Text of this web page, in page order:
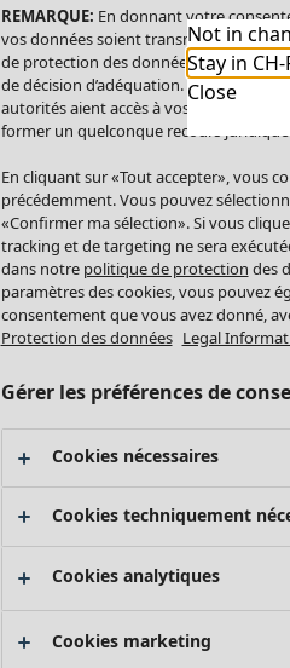
Not in
Stay in CH-
Close
REMARQUE: En donnant votre
vos données soient transmises aux
de protection des données comparable
de décision d’adéquation. Par
autorités aient accès à vos données à
former un quelconque recours
En cliquant sur «Tout accepter», vous
précédemment. Vous pouvez
«Confirmer ma sélection». Si vous
tracking et de targeting ne sera
dans notre politique de protection des
paramètres des cookies, vous pouvez
consentement que vous avez donné,
Protection des données Legal
Gérer les préférences de
Cookies nécessaires
Cookies techniquement
Cookies analytiques
Cookies marketing